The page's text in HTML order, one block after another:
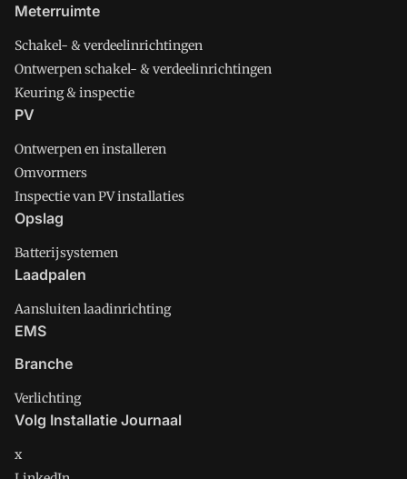
Meterruimte
Schakel- & verdeelinrichtingen
Ontwerpen schakel- & verdeelinrichtingen
Keuring & inspectie
PV
Ontwerpen en installeren
Omvormers
Inspectie van PV installaties
Opslag
Batterijsystemen
Laadpalen
Aansluiten laadinrichting
EMS
Branche
Verlichting
Volg Installatie Journaal
x